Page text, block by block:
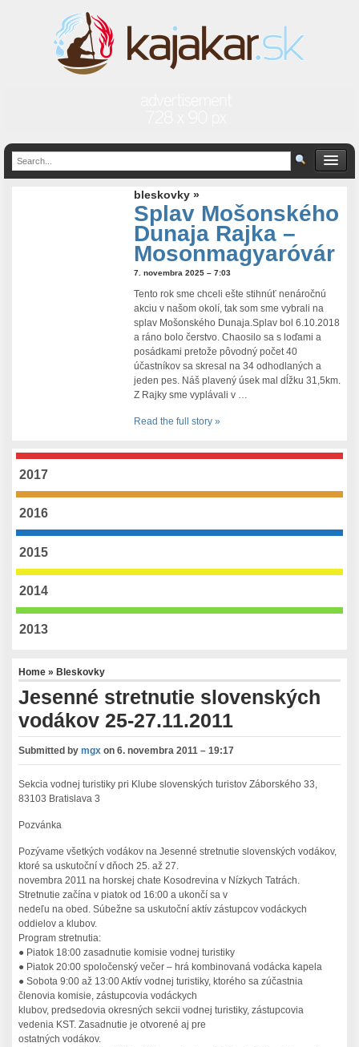
bleskovky »
Splav Mošonského
Dunaja Rajka –
Mosonmagyaróvár
7. novembra 2025 – 7:03
Tento rok sme chceli ešte stihnúť nenáročnú
akciu v našom okolí, tak som sme vybrali na
splav Mošonského Dunaja.Splav bol 6.10.2018
a ráno bolo čerstvo. Chaosilo sa s loďami a
posádkami pretože pôvodný počet 40
účastníkov sa skresal na 34 odhodlaných a
jeden pes. Náš plavený úsek mal dĺžku 31,5km.
Z Rajky sme vyplávali v …
Read the full story »
2017
2016
2015
2014
2013
Home» Bleskovky
Jesenné stretnutie slovenských
vodákov 25-27.11.2011
Submitted bymgx on6. novembra 2011 – 19:17
Sekcia vodnej turistiky pri Klube slovenských turistov Záborského 33,
83103 Bratislava 3
Pozvánka
Pozývame všetkých vodákov na Jesenné stretnutie slovenských vodákov,
ktoré sa uskutoční v dňoch 25. až 27.
novembra 2011 na horskej chate Kosodrevina v Nízkych Tatrách.
Stretnutie začína v piatok od 16:00 a ukončí sa v
nedeľu na obed. Súbežne sa uskutoční aktív zástupcov vodáckych
oddielov a klubov.
Program stretnutia:
● Piatok 18:00 zasadnutie komisie vodnej turistiky
● Piatok 20:00 spoločenský večer – hrá kombinovaná vodácka kapela
● Sobota 9:00 až 13:00 Aktív vodnej turistiky, ktorého sa zúčastnia
členovia komisie, zástupcovia vodáckych
klubov, predsedovia okresných sekcii vodnej turistiky, zástupcovia
vedenia KST. Zasadnutie je otvorené aj pre
ostatných vodákov.